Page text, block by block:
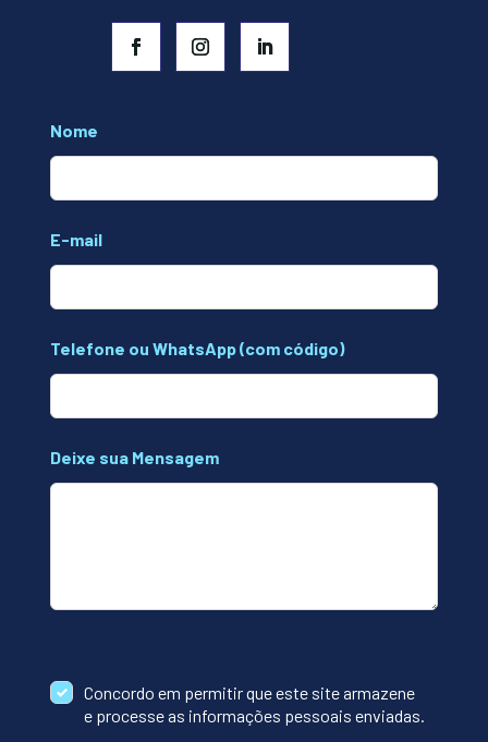
Leave
blank
Nome
E-mail
Telefone ou WhatsApp (com código)
Deixe sua Mensagem
Concordo em permitir que este site armazene
e processe as informações pessoais enviadas.